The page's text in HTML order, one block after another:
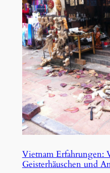
Vietnam Erfahrungen:
Geisterhäuschen und